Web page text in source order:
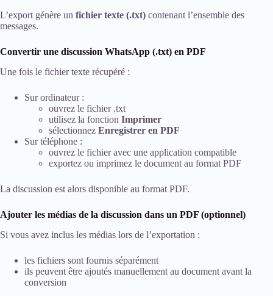
L’export génère un fichier texte (.txt) contenant l’ensemble des
messages.
Convertir une discussion WhatsApp (.txt) en PDF
Une fois le fichier texte récupéré :
Sur ordinateur :
ouvrez le fichier .txt
utilisez la fonction Imprimer
sélectionnez Enregistrer en PDF
Sur téléphone :
ouvrez le fichier avec une application compatible
exportez ou imprimez le document au format PDF
La discussion est alors disponible au format PDF.
Ajouter les médias de la discussion dans un PDF (optionnel)
Si vous avez inclus les médias lors de l’exportation :
les fichiers sont fournis séparément
ils peuvent être ajoutés manuellement au document avant la
conversion